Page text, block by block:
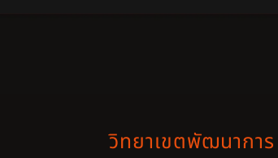
วิทยาเขตพัฒนาการ